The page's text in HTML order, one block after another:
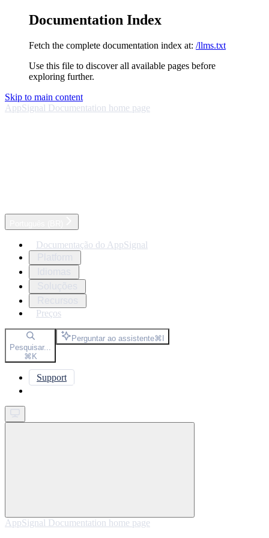
Documentation Index
Fetch the complete documentation index at: /llms.txt
Use this file to discover all available pages before
exploring further.
Skip to main content
AppSignal Documentation home page
Documentação do AppSignal
Preços
Pesquisar...
⌘K
Perguntar ao assistente⌘I
Support
AppSignal Documentation home page